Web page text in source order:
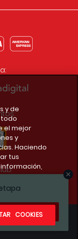
y de
el mejor
y
Haciendo
tus
COOKIES